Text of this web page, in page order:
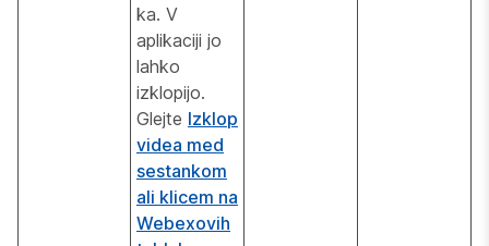
ka. V
aplikaciji jo
lahko
izklopijo.
Glejte Izklop
videa med
sestankom
ali klicem na
Webexovih